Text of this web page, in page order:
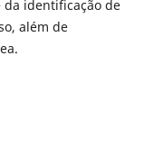
identificação de
além de